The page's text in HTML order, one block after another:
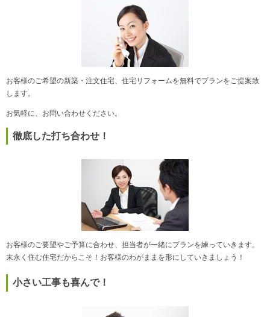
お客様のご希望の新築・注文住宅、住宅リフォームを無料でプランをご提案致
します。
お気軽に、お問い合わせください。
徹底した打ち合わせ！
お客様のご要望やご予算に合わせ、担当者が一緒にプランを練っていきます。
末永く住む住宅だからこそ！お客様のわがままを形にしていきましょう！
小さい工事も喜んで！